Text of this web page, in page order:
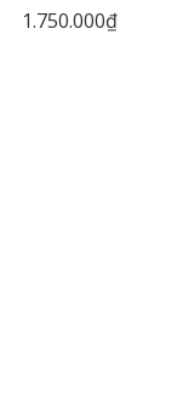
1.750.000₫